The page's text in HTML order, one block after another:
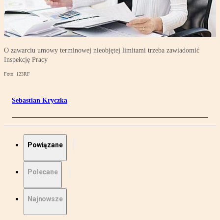
O zawarciu umowy terminowej nieobjętej limitami trzeba zawiadomić
Inspekcję Pracy
Foto: 123RF
Sebastian Kryczka
Powiązane
Polecane
Najnowsze